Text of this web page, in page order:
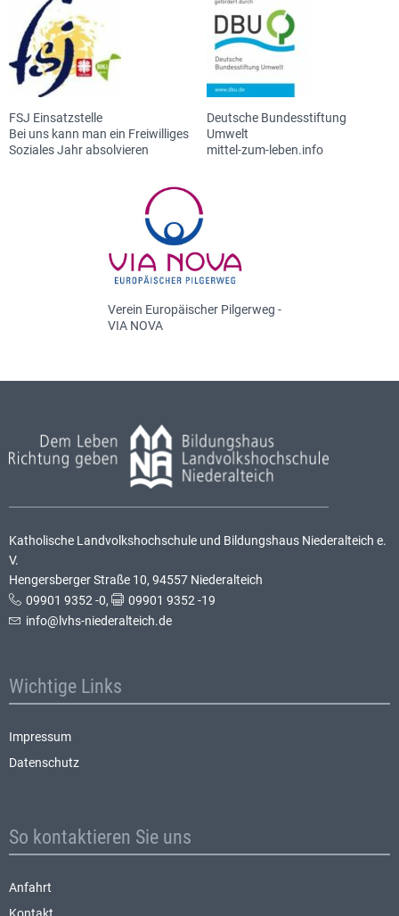
FSJ Einsatzstelle
Bei uns kann man ein Freiwilliges
Soziales Jahr absolvieren
Deutsche Bundesstiftung
Umwelt
mittel-zum-leben.info
Verein Europäischer Pilgerweg -
VIA NOVA
Katholische Landvolkshochschule und Bildungshaus Niederalteich e.
V.
Hengersberger Straße 10, 94557 Niederalteich
09901 9352 -0,
09901 9352 -19
info@lvhs-niederalteich.de
Wichtige Links
Impressum
Datenschutz
So kontaktieren Sie uns
Anfahrt